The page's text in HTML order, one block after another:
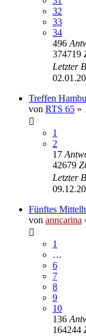
32
33
34
496
374719
Letzter
Treffen
von RTS 65 »
1
2
17
42679
Letzter
Fünftes
von anncarina
1
…
6
7
8
9
10
136
164244